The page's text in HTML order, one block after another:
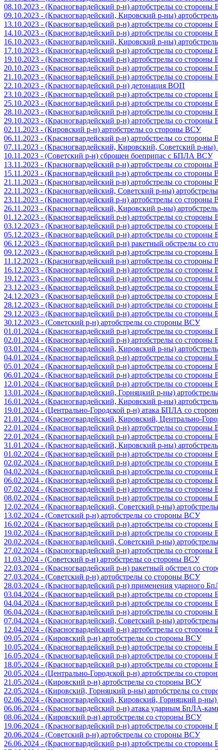
08.10.2023 - (Красногвардейский р-н) артобстрелы со
09.10.2023 - (Красногвардейский, Кировский р-ны)
13.10.2023 - (Красногвардейский р-н) артобстрелы со
14.10.2023 - (Красногвардейский р-н) артобстрелы со
16.10.2023 - (Красногвардейский, Кировский р-ны)
17.10.2023 - (Красногвардейский р-н) артобстрелы со
19.10.2023 - (Красногвардейский р-н) артобстрелы со
20.10.2023 - (Красногвардейский р-н) артобстрелы со
21.10.2023 - (Красногвардейский р-н) артобстрелы со
22.10.2023 - (Красногвардейский р-н) детонация ВОП
23.10.2023 - (Красногвардейский р-н) артобстрелы со
25.10.2023 - (Красногвардейский р-н) артобстрелы со
28.10.2023 - (Красногвардейский р-н) артобстрелы со
29.10.2023 - (Красногвардейский р-н) артобстрелы со
02.11.2023 - (Кировский р-н) артобстрелы со стороны ВСУ
06.11.2023 - (Красногвардейский р-н) артобстрелы со стороны
07.11.2023 - (Красногвардейский, Кировский, Советский р-
10.11.2023 - (Советский р-н) сброшен боеприпас с БПЛА ВСУ
13.11.2023 - (Красногвардейский р-н) артобстрелы со стороны
15.11.2023 - (Красногвардейский р-н) артобстрелы со стороны
21.11.2023 - (Красногвардейский р-н) артобстрелы со стороны
22.11.2023 - (Красногвардейский, Советский р-ны)
23.11.2023 - (Красногвардейский р-н) артобстрелы со стороны
26.11.2023 - (Красногвардейский, Кировский р-ны)
01.12.2023 - (Красногвардейский р-н) артобстрелы со
03.12.2023 - (Красногвардейский р-н) артобстрелы со
05.12.2023 - (Красногвардейский р-н) артобстрелы со
06.12.2023 - (Красногвардейский р-н) ракетный обстрелы со
09.12.2023 - (Красногвардейский р-н) артобстрелы со
11.12.2023 - (Красногвардейский р-н) артобстрелы со стороны
16.12.2023 - (Красногвардейский р-н) артобстрелы со
19.12.2023 - (Красногвардейский р-н) артобстрелы со
23.12.2023 - (Красногвардейский р-н) артобстрелы со
24.12.2023 - (Красногвардейский р-н) артобстрелы со
28.12.2023 - (Красногвардейский р-н) артобстрелы со
29.12.2023 - (Красногвардейский р-н) артобстрелы со
30.12.2023 - (Советский р-н) артобстрелы со стороны ВСУ
01.01.2024 - (Красногвардейский р-н) артобстрелы со
02.01.2024 - (Красногвардейский р-н) артобстрелы со
03.01.2024 - (Красногвардейский, Кировский р-ны)
04.01.2024 - (Красногвардейский р-н) артобстрелы со
05.01.2024 - (Красногвардейский р-н) артобстрелы со
06.01.2024 - (Красногвардейский р-н) артобстрелы со
12.01.2024 - (Красногвардейский р-н) артобстрелы со
13.01.2024 - (Красногвардейский, Горняцкий р-ны)
16.01.2024 - (Красногвардейский, Кировский р-ны)
19.01.2024 - (Центрально-Городской р-н) атака БПЛА со
21.01.2024 - (Красногвардейский, Кировский, Центрально-
22.01.2024 - (Красногвардейский р-н) артобстрелы со
22.01.2024 - (Красногвардейский р-н) артобстрелы со
31.01.2024 - (Красногвардейский, Кировский р-ны)
01.02.2024 - (Красногвардейский р-н) артобстрелы со
02.02.2024 - (Красногвардейский р-н) артобстрелы со
04.02.2024 - (Красногвардейский р-н) артобстрелы со
06.02.2024 - (Красногвардейский р-н) артобстрелы со
07.02.2024 - (Красногвардейский р-н) артобстрелы со
08.02.2024 - (Красногвардейский р-н) артобстрелы со
12.02.2024 - (Красногвардейский, Советский р-ны)
13.02.2024 - (Советский р-н) артобстрелы со стороны ВСУ
16.02.2024 - (Красногвардейский р-н) артобстрелы со
19.02.2024 - (Красногвардейский р-н) артобстрелы со
20.02.2024 - (Красногвардейский, Советский р-ны)
27.02.2024 - (Красногвардейский р-н) артобстрелы со
11.03.2024 - (Советский р-н) артобстрелы со стороны ВСУ
22.03.2024 - (Красногвардейский р-н) ракетный обстрел со
27.03.2024 - (Советский р-н) артобстрелы со стороны ВСУ
28.03.2024 - (Красногвардейский р-н) применения ударного
03.04.2024 - (Красногвардейский р-н) артобстрелы со
04.04.2024 - (Красногвардейский р-н) артобстрелы со
06.04.2024 - (Красногвардейский р-н) артобстрелы со
07.04.2024 - (Красногвардейский, Советский р-ны)
12.04.2024 - (Красногвардейский р-н) артобстрелы со
09.05.2024 - (Кировский р-н) артобстрелы со стороны ВСУ
10.05.2024 - (Красногвардейский р-н) артобстрелы со
16.05.2024 - (Красногвардейский р-н) артобстрелы со
18.05.2024 - (Красногвардейский р-н) артобстрелы со
20.05.2024 - (Центрально-Городской р-н) артобстрелы со
21.05.2024 - (Кировский р-н) артобстрелы со стороны ВСУ
22.05.2024 - (Кировский, Горняцкий р-ны) артобстрелы со
02.06.2024 - (Красногвардейский, Кировский, Горняцкий р-
06.06.2024 - (Красногвардейский р-н) атака ударным БпЛА-
08.06.2024 - (Кировский р-н) артобстрелы со стороны ВСУ
19.06.2024 - (Красногвардейский р-н) артобстрелы со
20.06.2024 - (Советский р-н) артобстрелы со стороны ВСУ
26.06.2024 - (Красногвардейский р-н) артобстрелы со